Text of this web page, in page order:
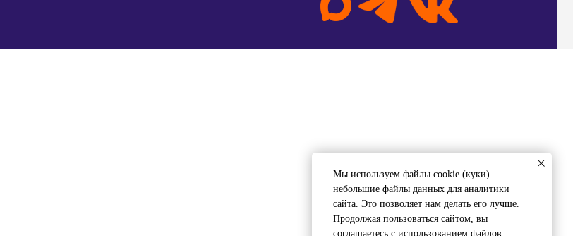
Мы используем файлы cookie (куки) —
небольшие файлы данных для аналитики
сайта. Это позволяет нам делать его лучше.
Продолжая пользоваться сайтом, вы
соглашаетесь с использованием файлов